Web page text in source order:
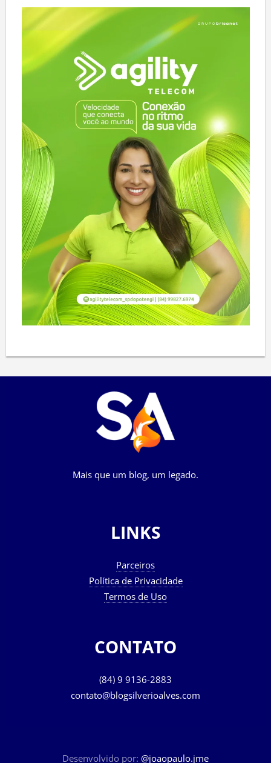
Mais que um blog, um legado.
LINKS
Parceiros
Política de Privacidade
Termos de Uso
CONTATO
(84) 9 9136-2883
contato@blogsilverioalves.com